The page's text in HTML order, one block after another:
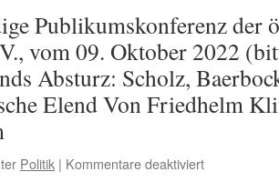
Publikumskonferenz der
vom 09. Oktober 2022
Absturz: Scholz,
Elend Von Friedhelm
Politik | Kommentare deaktiviertfür